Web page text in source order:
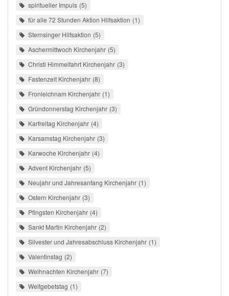
spiritueller Impuls 5
für alle 72 Stunden Aktion Hilfsaktion 1
Sternsinger Hilfsaktion 5
Aschermittwoch Kirchenjahr 5
Christi Himmelfahrt Kirchenjahr 3
Fastenzeit Kirchenjahr 8
Fronleichnam Kirchenjahr 1
Gründonnerstag Kirchenjahr 3
Karfreitag Kirchenjahr 4
Karsamstag Kirchenjahr 3
Karwoche Kirchenjahr 4
Advent Kirchenjahr 5
Neujahr und Jahresanfang Kirchenjahr 1
Ostern Kirchenjahr 3
Pfingsten Kirchenjahr 4
Sankt Martin Kirchenjahr 2
Silvester und Jahresabschluss Kirchenjahr 1
Valentinstag 2
Weihnachten Kirchenjahr 7
Weltgebetstag 1